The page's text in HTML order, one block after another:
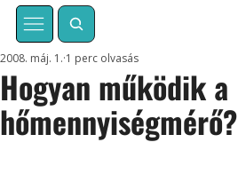
Hogyan működik a
hőmennyiségmérő?
2008. máj. 1. 1 perc olvasás